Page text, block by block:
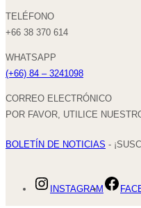
TELÉFONO
+66 38 370 614
WHATSAPP
(+66) 84 – 3241098
CORREO ELECTRÓNICO
POR FAVOR, UTILICE
BOLETÍN DE NOTICIAS -
INSTAGRAM